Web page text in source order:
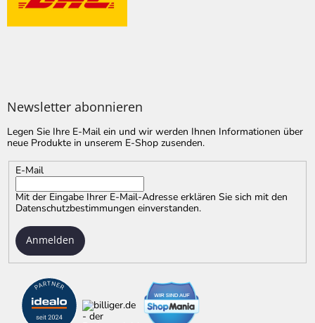
Newsletter abonnieren
Legen Sie Ihre E-Mail ein und wir werden Ihnen Informationen über
neue Produkte in unserem E-Shop zusenden.
E-Mail
Mit der Eingabe Ihrer E-Mail-Adresse erklären Sie sich mit den
Datenschutzbestimmungen einverstanden.
Anmelden